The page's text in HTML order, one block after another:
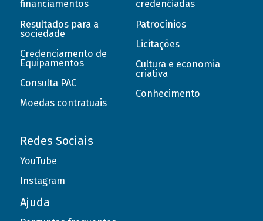
financiamentos
Resultados para a
sociedade
Credenciamento de
Equipamentos
Consulta PAC
Moedas contratuais
credenciadas
Patrocínios
Licitações
Cultura e economia
criativa
Conhecimento
Redes Sociais
YouTube
Instagram
Ajuda